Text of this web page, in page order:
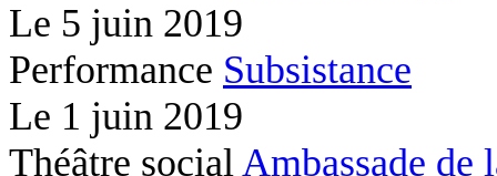
Le 5 juin 2019
Performance Subsistance
Le 1 juin 2019
Théâtre socialAmbassade de